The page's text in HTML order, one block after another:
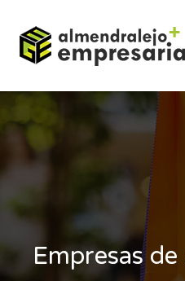
Empresas